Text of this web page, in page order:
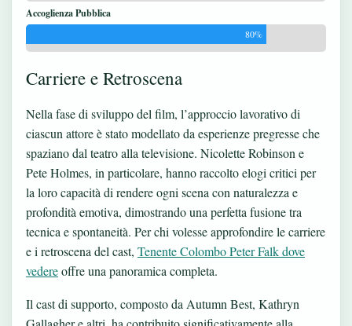
Accoglienza Pubblica
80%
Carriere e Retroscena
Nella fase di sviluppo del film, l’approccio lavorativo di
ciascun attore è stato modellato da esperienze pregresse che
spaziano dal teatro alla televisione. Nicolette Robinson e
Pete Holmes, in particolare, hanno raccolto elogi critici per
la loro capacità di rendere ogni scena con naturalezza e
profondità emotiva, dimostrando una perfetta fusione tra
tecnica e spontaneità. Per chi volesse approfondire le carriere
e i retroscena del cast, Tenente Colombo Peter Falk dove
vedereoffre una panoramica completa.
Il cast di supporto, composto da Autumn Best, Kathryn